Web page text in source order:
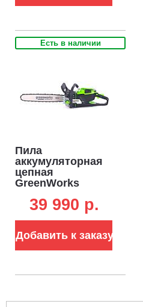
Есть в наличии
Пила
аккумуляторная
цепная
GreenWorks
АКБ и ЗУ (PRC, BL
кг)
39 990 p.
Добавить к заказу